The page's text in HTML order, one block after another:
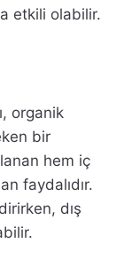
etkili olabilir.
organik
bir
hem iç
faydalıdır.
dış